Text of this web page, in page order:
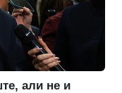
али не и